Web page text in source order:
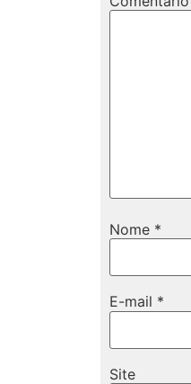
Nome *
E-mail *
Site